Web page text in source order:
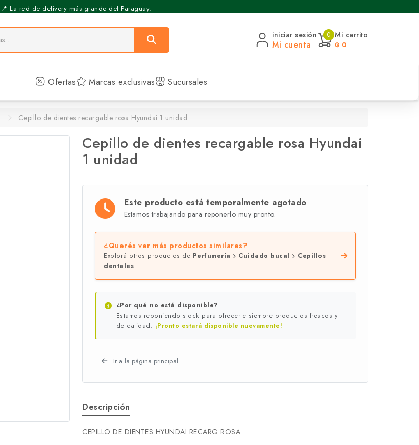
📍 La red de delivery más grande del Paraguay.
⚡️ Pickup Express - Retirás en 30 min.
iniciar sesión
Mi cuenta
0 Mi carrito
₲ 0
Ofertas Marcas exclusivas Sucursales
Cepillo de dientes recargable rosa Hyundai 1 unidad
Cepillo de dientes recargable rosa Hyundai
1 unidad
Este producto está temporalmente agotado
Estamos trabajando para reponerlo muy pronto.
¿Querés ver más productos similares?
Explorá otros productos de Perfumería Cuidado bucal
Cepillos
dentales
¿Por qué no está disponible?
Estamos reponiendo stock para ofrecerte siempre productos frescos y
de calidad. ¡Pronto estará disponible nuevamente!
Ir a la página principal
Descripción
CEPILLO DE DIENTES HYUNDAI RECARG ROSA